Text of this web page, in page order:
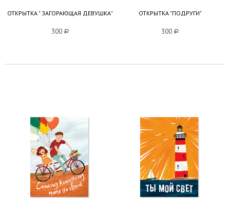
ОТКРЫТКА " ЗАГОРАЮЩАЯ ДЕВУШКА"
300 a
ОТКРЫТКА "ПОДРУГИ"
300 a